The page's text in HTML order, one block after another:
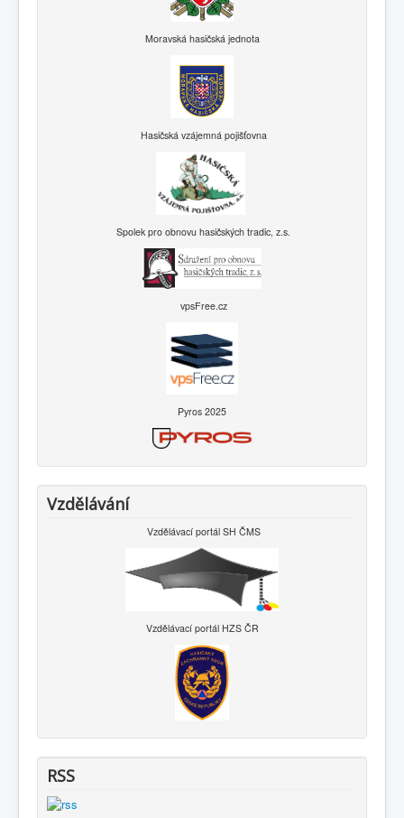
Moravská hasičská jednota
Hasičská vzájemná pojišťovna
Spolek pro obnovu hasičských tradic, z.s.
vpsFree.cz
Pyros 2025
Vzdělávání
Vzdělávací portál SH ČMS
Vzdělávací portál HZS ČR
RSS